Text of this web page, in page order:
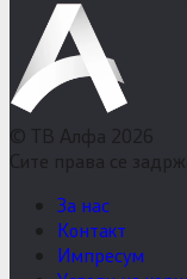
© ТВ Алфа 2026
Сите права се
За нас
Контакт
Импресум